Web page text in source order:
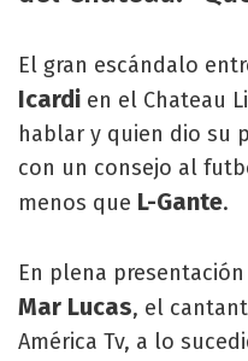
El gran escándalo
Icardi en el Chateau
hablar y quien dio su
con un consejo al
menos que L-Gante.
En plena
Mar Lucas, el
América Tv, a lo